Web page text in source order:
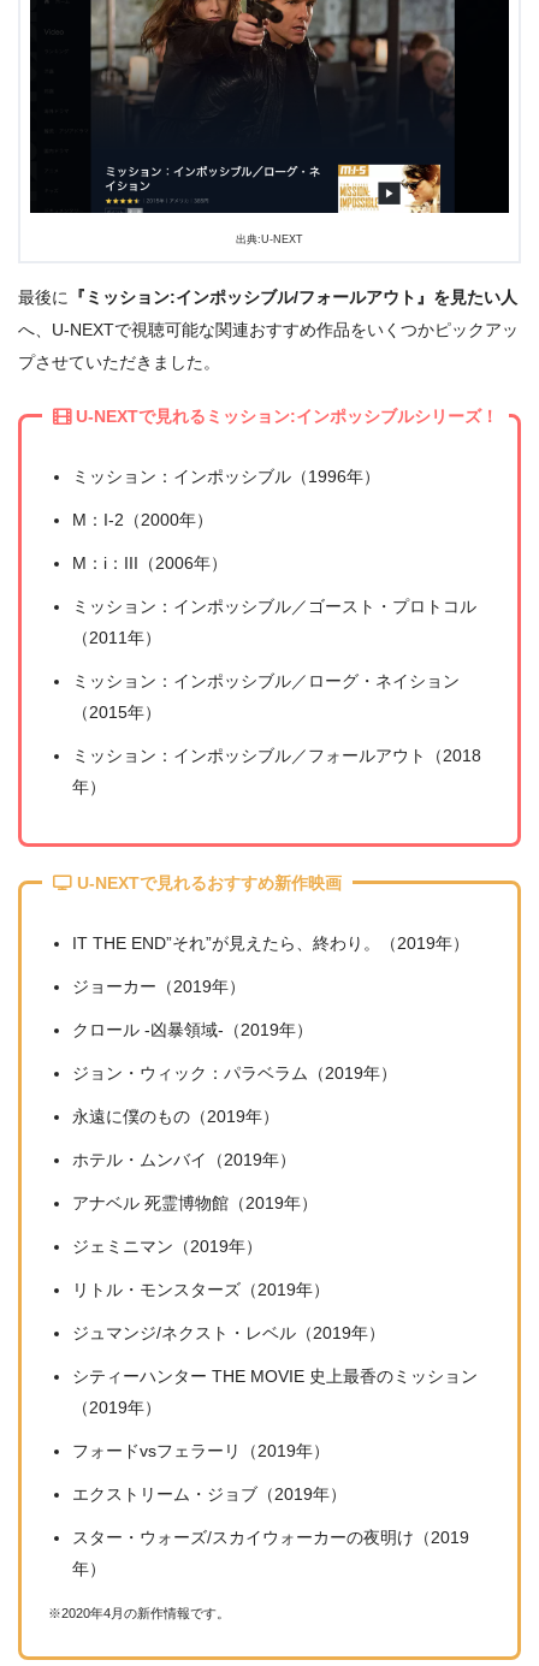
出典:U-NEXT
最後に
『ミッション:インポッシブル/フォールアウト』を見たい人
へ、U-NEXTで視聴可能な関連おすすめ作品をいくつかピックアッ
プさせていただきました。
U-NEXTで見れるミッション:インポッシブルシリーズ！
ミッション：インポッシブル（1996年）
M：I-2（2000年）
M：i：III（2006年）
ミッション：インポッシブル／ゴースト・プロトコル
（2011年）
ミッション：インポッシブル／ローグ・ネイション
（2015年）
ミッション：インポッシブル／フォールアウト（2018
年）
U-NEXTで見れるおすすめ新作映画
IT THE END”それ”が見えたら、終わり。（2019年）
ジョーカー（2019年）
クロール -凶暴領域-（2019年）
ジョン・ウィック：パラベラム（2019年）
永遠に僕のもの（2019年）
ホテル・ムンバイ（2019年）
アナベル 死霊博物館（2019年）
ジェミニマン（2019年）
リトル・モンスターズ（2019年）
ジュマンジ/ネクスト・レベル（2019年）
シティーハンター THE MOVIE 史上最香のミッション
（2019年）
フォードvsフェラーリ（2019年）
エクストリーム・ジョブ（2019年）
スター・ウォーズ/スカイウォーカーの夜明け（2019
年）
※2020年4月の新作情報です。